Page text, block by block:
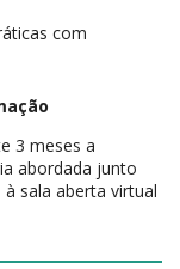
com
3 meses a
abordada junto
sala aberta virtual